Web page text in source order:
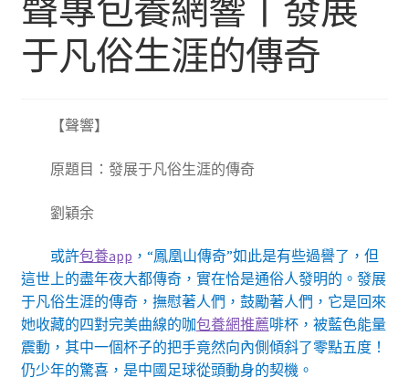
聲專包養網響丨發展
于凡俗生涯的傳奇
【聲響】
原題目：發展于凡俗生涯的傳奇
劉穎余
或許包養app ，“鳳凰山傳奇”如此是有些過譽了，但
這世上的盡年夜大都傳奇，實在恰是通俗人發明的。發展
于凡俗生涯的傳奇，撫慰著人們，鼓勵著人們，它是回來
她收藏的四對完美曲線的咖包養網推薦啡杯，被藍色能量
震動，其中一個杯子的把手竟然向內側傾斜了零點五度！
仍少年的驚喜，是中國足球從頭動身的契機。